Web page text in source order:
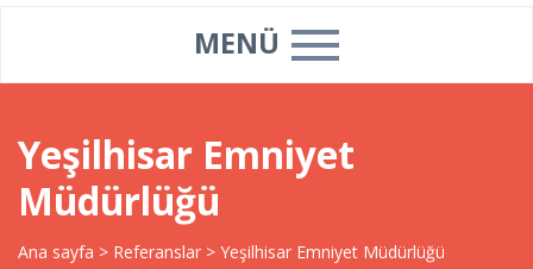
MENÜ
Yeşilhisar Emniyet
Müdürlüğü
Ana sayfa > Referanslar > Yeşilhisar Emniyet Müdürlüğü